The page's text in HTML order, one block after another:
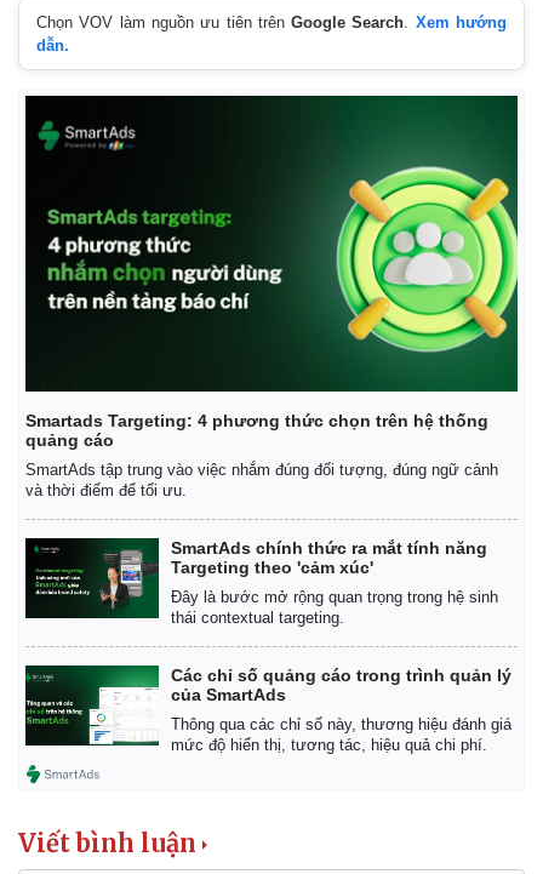
Thế giới
Quan sát
Cuộc sống đó đây
Hồ sơ
Multimedia
Ảnh
E-Magazine
Chọn VOV làm nguồn ưu tiên trênGoogle Search. Xem hướng
dẫn.
Smartads Targeting: 4 phương thức chọn trên hệ thống
quảng cáo
SmartAds tập trung vào việc nhắm đúng đối tượng, đúng ngữ cảnh
và thời điểm để tối ưu.
SmartAds chính thức ra mắt tính năng
Targeting theo 'cảm xúc'
Đây là bước mở rộng quan trọng trong hệ sinh
thái contextual targeting.
Các chỉ số quảng cáo trong trình quản lý
của SmartAds
Thông qua các chỉ số này, thương hiệu đánh giá
mức độ hiển thị, tương tác, hiệu quả chi phí.
Viết bình luận